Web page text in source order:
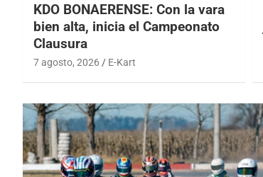
KDO BONAERENSE: Con la vara
bien alta, inicia el Campeonato
Clausura
7 agosto, 2026 E-Kart